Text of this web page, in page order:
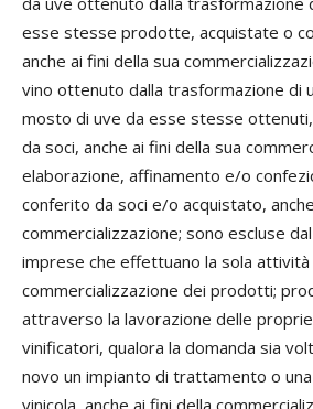
esse stesse prodotte, acquistate o
anche ai fini della sua
vino ottenuto dalla trasformazione di
mosto di uve da esse stesse
da soci, anche ai fini della sua
elaborazione, affinamento e/o
conferito da soci e/o acquistato,
commercializzazione; sono escluse
imprese che effettuano la sola attività
commercializzazione dei prodotti;
attraverso la lavorazione delle
vinificatori, qualora la domanda sia
novo un impianto di trattamento o
vinicola, anche ai fini della